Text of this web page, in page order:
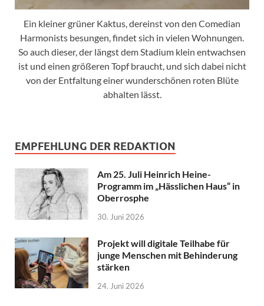
Ein kleiner grüner Kaktus, dereinst von den Comedian
Harmonists besungen, findet sich in vielen Wohnungen.
So auch dieser, der längst dem Stadium klein entwachsen
ist und einen größeren Topf braucht, und sich dabei nicht
von der Entfaltung einer wunderschönen roten Blüte
abhalten lässt.
EMPFEHLUNG DER REDAKTION
Am 25. Juli Heinrich Heine-
Programm im „Hässlichen Haus“ in
Oberrosphe
30. Juni 2026
Projekt will digitale Teilhabe für
junge Menschen mit Behinderung
stärken
24. Juni 2026